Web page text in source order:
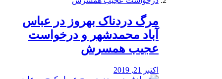
مرگ دردناک بهروز در عباس
آباد محمدشهر و درخواست
عجیب همسرش
اکتبر 21, 2019